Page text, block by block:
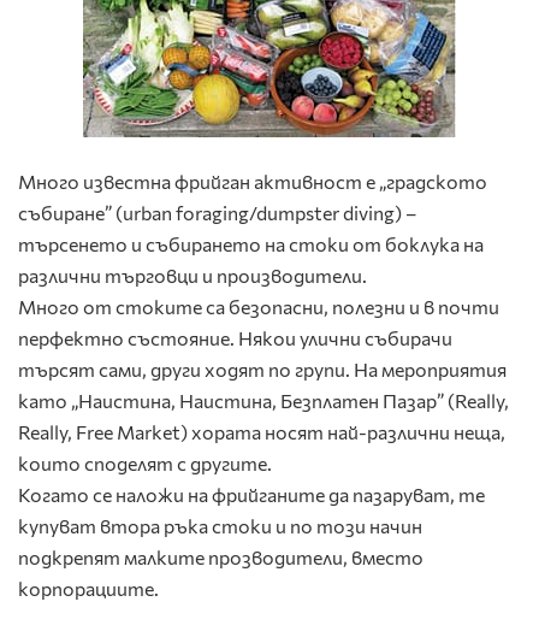
Много известна фрийган активност е „градското
събиране” (urban foraging/dumpster diving) –
търсенето и събирането на стоки от боклука на
различни търговци и производители.
Много от стоките са безопасни, полезни и в почти
перфектно състояние. Някои улични събирачи
търсят сами, други ходят по групи. На мероприятия
като „Наистина, Наистина, Безплатен Пазар” (Really,
Really, Free Market) хората носят най-различни неща,
които споделят с другите.
Когато се наложи на фрийганите да пазаруват, те
купуват втора ръка стоки и по този начин
подкрепят малките прозводители, вместо
корпорациите.